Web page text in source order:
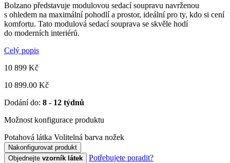
Bolzano představuje modulovou sedací soupravu navrženou
s ohledem na maximální pohodlí a prostor, ideální pro ty, kdo si cení
komfortu. Tato modulová sedací souprava se skvěle hodí
do moderních interiérů.
Celý popis
10 899 Kč
10 899.00 Kč
Dodání do: 8 - 12 týdnů
Možnost konfigurace produktu
Potahová látka Volitelná barva nožek
Nakonfigurovat produkt
Objednejte vzorník látek
Potřebujete poradit?